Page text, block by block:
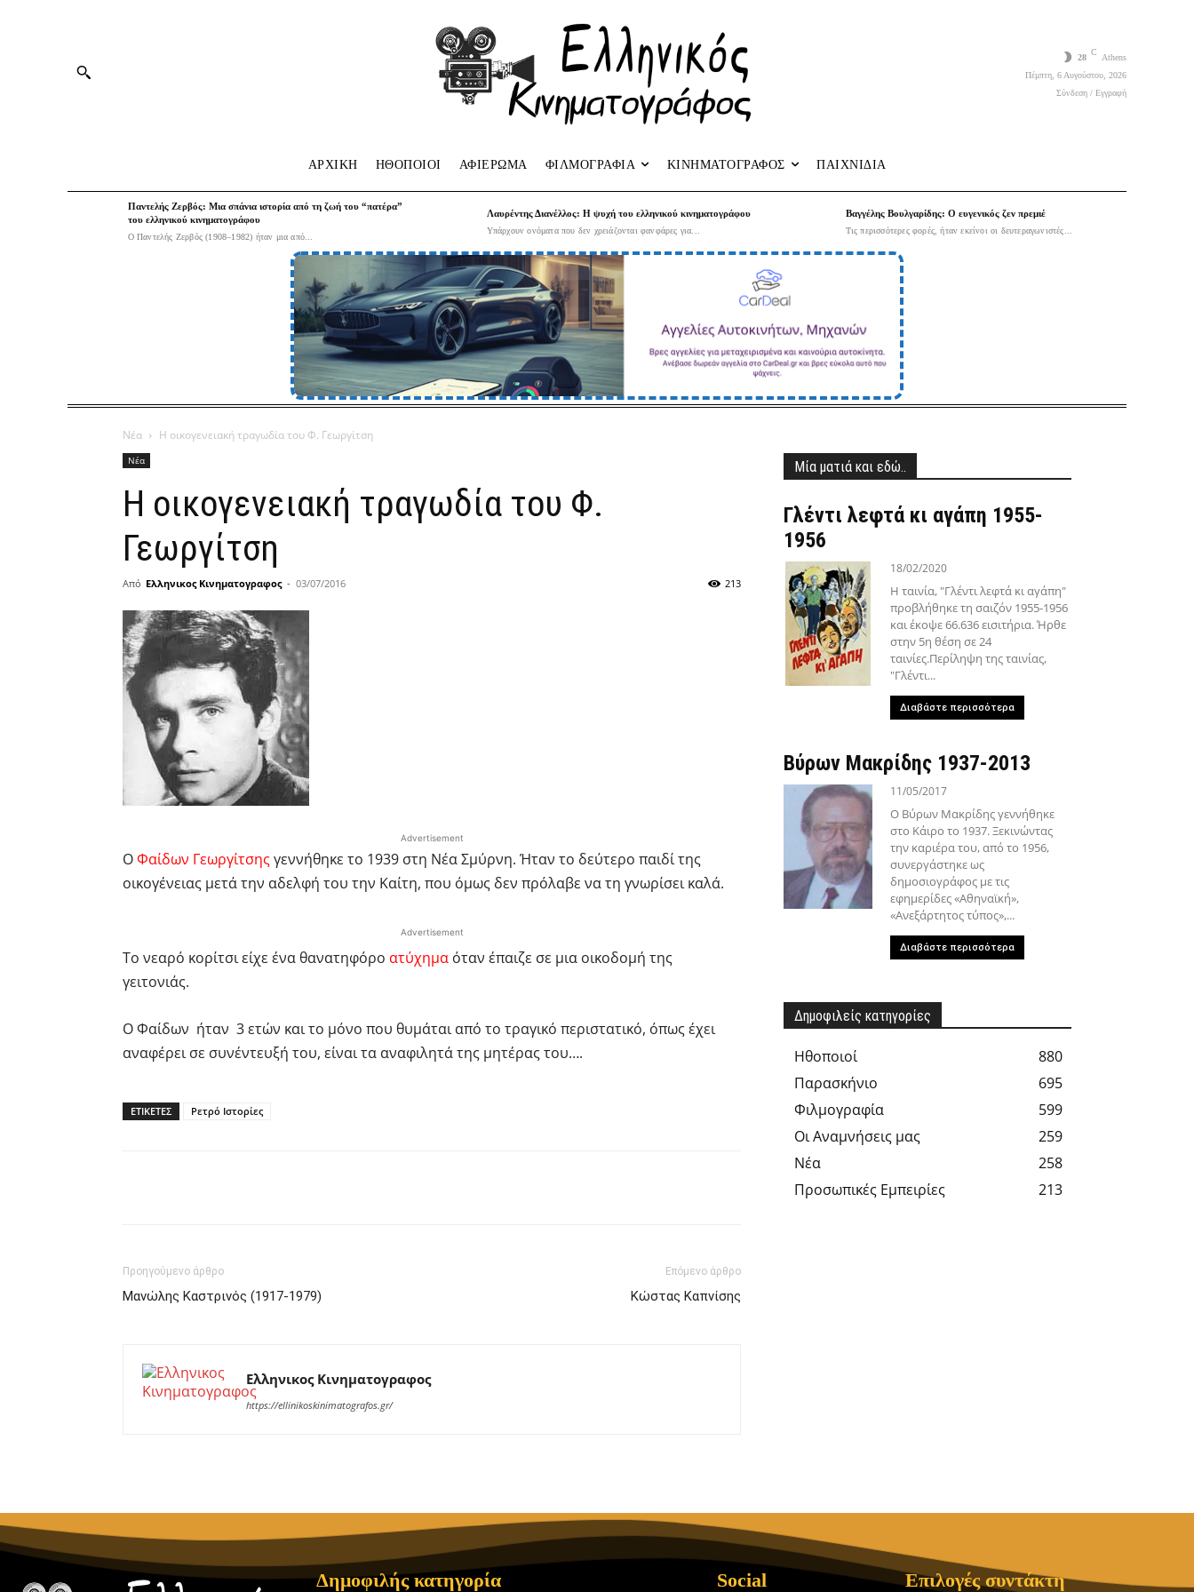
28
C
Athens
Πέμπτη, 6 Αυγούστου, 2026
Σύνδεση / Εγγραφή
ΑΡΧΙΚΗ HΘΟΠΟΙΟΙ ΑΦΙΕΡΩΜΑ ΦΙΛΜΟΓΡΑΦΙΑ ΚΙΝΗΜΑΤΟΓΡΑΦΟΣ ΠΑΙΧΝΙΔΙΑ
Παντελής Ζερβός: Μια σπάνια ιστορία από τη ζωή του “πατέρα”
του ελληνικού κινηματογράφου
Ο Παντελής Ζερβός (1908–1982) ήταν μια από...
Λαυρέντης Διανέλλος: Η ψυχή του ελληνικού κινηματογράφου
Υπάρχουν ονόματα που δεν χρειάζονται φανφάρες για...
Βαγγέλης Βουλγαρίδης: Ο ευγενικός ζεν πρεμιέ
Τις περισσότερες φορές, ήταν εκείνοι οι δευτεραγωνιστές...
Νέα Η οικογενειακή τραγωδία του Φ. Γεωργίτση
Νέα
Η οικογενειακή τραγωδία του Φ.
Γεωργίτση
Από Ελληνικος Κινηματογραφος - 03/07/2016 213
Advertisement
ΟΦαίδων Γεωργίτσηςγεννήθηκε το 1939 στη Νέα Σμύρνη. Ήταν το δεύτερο παιδί της
οικογένειας μετά την αδελφή του την Καίτη, που όμως δεν πρόλαβε να τη γνωρίσει καλά.
Advertisement
Το νεαρό κορίτσι είχε ένα θανατηφόρο ατύχημα όταν έπαιζε σε μια οικοδομή της
γειτονιάς.
Ο Φαίδων ήταν 3 ετών και το μόνο που θυμάται από το τραγικό περιστατικό, όπως έχει
αναφέρει σε συνέντευξή του, είναι τα αναφιλητά της μητέρας του….
ΕΤΙΚΕΤΕΣ Ρετρό Ιστορίες
Προηγούμενο άρθρο
Μανώλης Καστρινός (1917-1979)
Επόμενο άρθρο
Κώστας Καπνίσης
Ελληνικος Κινηματογραφος
https://ellinikoskinimatografos.gr/
Μία ματιά και εδώ..
Γλέντι λεφτά κι αγάπη 1955-
1956
18/02/2020
Η ταινία, "Γλέντι λεφτά κι αγάπη"
προβλήθηκε τη σαιζόν 1955-1956
και έκοψε 66.636 εισιτήρια. Ήρθε
στην 5η θέση σε 24
ταινίες.Περίληψη της ταινίας,
"Γλέντι...
Διαβάστε περισσότερα
Βύρων Μακρίδης 1937-2013
11/05/2017
Ο Βύρων Μακρίδης γεννήθηκε
στο Κάιρο το 1937. Ξεκινώντας
την καριέρα του, από το 1956,
συνεργάστηκε ως
δημοσιογράφος με τις
εφημερίδες «Αθηναϊκή»,
«Ανεξάρτητος τύπος»,...
Διαβάστε περισσότερα
Δημοφιλείς κατηγορίες
Hθοποιοί
880
Παρασκήνιο
695
Φιλμογραφία
599
Οι Αναμνήσεις μας
259
Νέα
258
Προσωπικές Εμπειρίες
213
Δημοφιλής κατηγορία Social Επιλογές συντάκτη